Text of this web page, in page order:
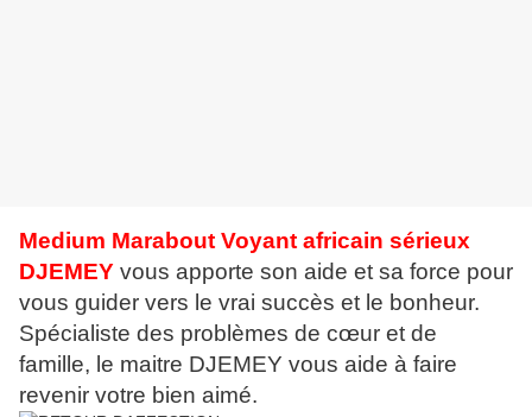
Medium Marabout Voyant africain sérieux
DJEMEY vous apporte son aide et sa force pour
vous guider vers le vrai succès et le bonheur.
Spécialiste des problèmes de cœur et de
famille, le maitre DJEMEY vous aide à faire
revenir votre bien aimé.